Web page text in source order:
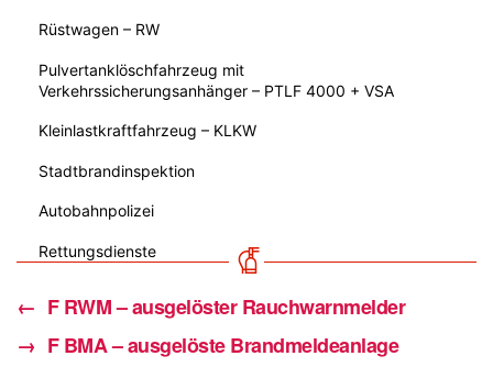
Rüstwagen – RW
Pulvertanklöschfahrzeug mit
Verkehrssicherungsanhänger – PTLF 4000 + VSA
Kleinlastkraftfahrzeug – KLKW
Stadtbrandinspektion
Autobahnpolizei
Rettungsdienste
← F RWM – ausgelöster Rauchwarnmelder
→ F BMA – ausgelöste Brandmeldeanlage